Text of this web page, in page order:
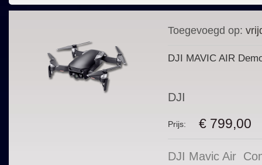
Toegevoegd op:
DJI MAVIC AIR
DJI
Prijs: € 799,00
DJI Mavic Air